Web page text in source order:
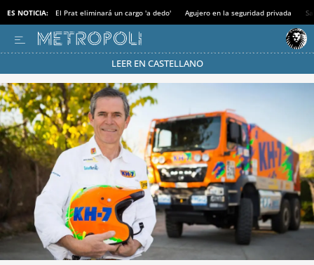
ES NOTICIA: El Prat eliminará un cargo 'a dedo' Agujero en la seguridad privada
LEER EN CASTELLANO
Pásate al MODO AHORRO